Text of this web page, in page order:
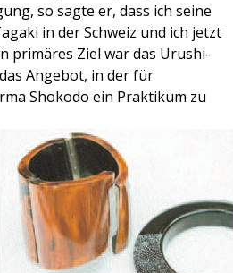
so sagte er, dass ich seine
in der Schweiz und ich jetzt
primäres Ziel war das Urushi-
Angebot, in der für
Shokodo ein Praktikum zu